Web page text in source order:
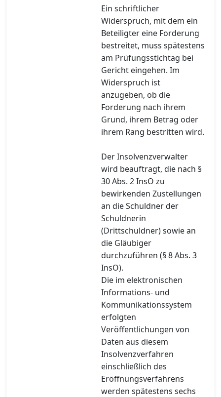
Ein schriftlicher
Widerspruch, mit dem ein
Beteiligter eine Forderung
bestreitet, muss spätestens
am Prüfungsstichtag bei
Gericht eingehen. Im
Widerspruch ist
anzugeben, ob die
Forderung nach ihrem
Grund, ihrem Betrag oder
ihrem Rang bestritten wird.
Der Insolvenzverwalter
wird beauftragt, die nach §
30 Abs. 2 InsO zu
bewirkenden Zustellungen
an die Schuldner der
Schuldnerin
(Drittschuldner) sowie an
die Gläubiger
durchzuführen (§ 8 Abs. 3
InsO).
Die im elektronischen
Informations- und
Kommunikationssystem
erfolgten
Veröffentlichungen von
Daten aus diesem
Insolvenzverfahren
einschließlich des
Eröffnungsverfahrens
werden spätestens sechs